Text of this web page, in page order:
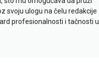
svoju ulogu na čelu redakcije
profesionalnosti i tačnosti u